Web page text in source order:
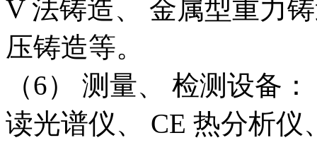
V 法铸造、 金属型重力
压铸造等。
（6） 测量、 检测设备
读光谱仪、 CE 热分析仪